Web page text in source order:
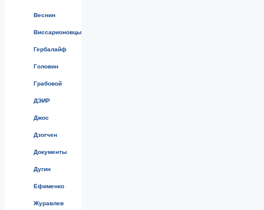
Веснин
Виссарионовцы
Гербалайф
Головин
Грабовой
ДЭИР
Джос
Дзогчен
Документы
Дугин
Ефименко
Журавлев